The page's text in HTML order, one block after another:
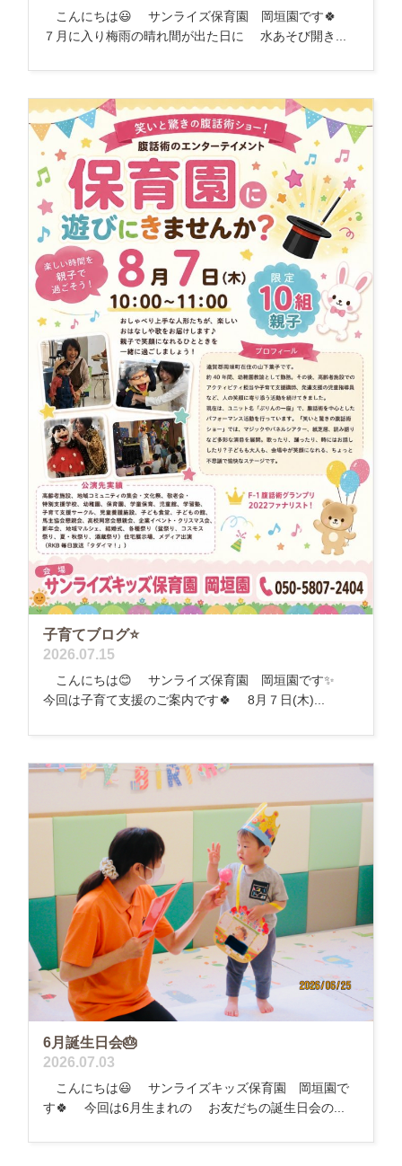
こんにちは😃 サンライズ保育園 岡垣園です🍀
７月に入り梅雨の晴れ間が出た日に 水あそび開き...
子育てブログ⭐️
2026.07.15
こんにちは😊 サンライズ保育園 岡垣園です✨
今回は子育て支援のご案内です🍀 8月７日(木)...
6月誕生日会🎂
2026.07.03
こんにちは😃 サンライズキッズ保育園 岡垣園で
す🍀 今回は6月生まれの お友だちの誕生日会の...